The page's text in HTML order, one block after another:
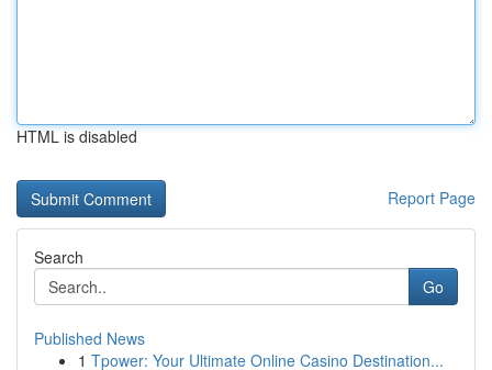
HTML is disabled
Report Page
Search
Go
Published News
1 Tpower: Your Ultimate Online Casino Destination...